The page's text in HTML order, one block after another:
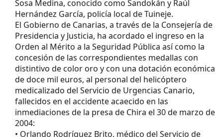
Sosa Medina, conocido como Sandokán y Raúl
Hernández García, policía local de Tuineje.
El Gobierno de Canarias, a través de la Consejería de
Presidencia y Justicia, ha acordado el ingreso en la
Orden al Mérito a la Seguridad Pública así como la
concesión de las correspondientes medallas con
distintivo de color oro y con una dotación económica
de doce mil euros, al personal del helicóptero
medicalizado del Servicio de Urgencias Canario,
fallecidos en el accidente acaecido en las
inmediaciones de la presa de Chira el 30 de marzo de
2004:
• Orlando Rodríguez Brito, médico del Servicio de